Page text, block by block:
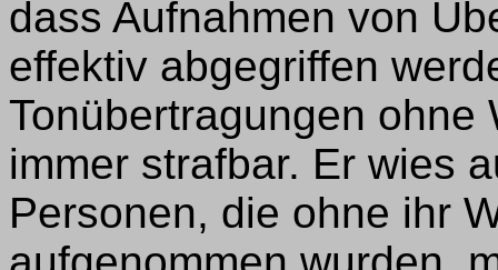
dass Aufnahmen von
effektiv abgegriffen
Tonübertragungen
immer strafbar. Er wies
Personen, die ohne ihr